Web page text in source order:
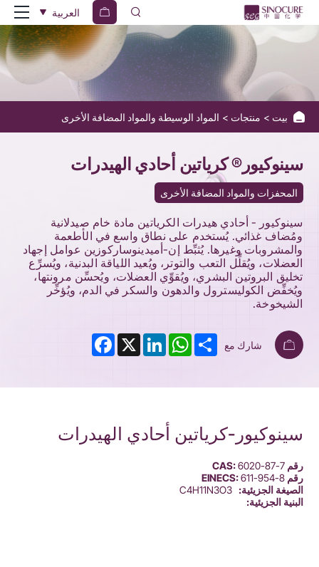
Sinocure®
Creatine
monohydrate
العربية
بيت منتجات المواد الوسيطة والمواد المضافة الأخرى
سينوكيور® كرياتين أحادي الهيدرات
المحفزات والمواد المضافة الأخرى
سينوكيور - أحادي هيدرات الكرياتين مادة خام صيدلانية
ومُضاف غذائي. يُستخدم على نطاق واسع في الأطعمة
والمشروبات وغيرها. يُثبِّط إن-أميدينوساركوزين عوامل إجهاد
العضلات، ويُقلِّل التعب والتوتر، ويُعيد اللياقة البدنية، ويُسرِّع
تخليق البروتين البشري، ويُقوِّي العضلات، ويُحسِّن مرونتها،
ويُخفِّض الكوليسترول والدهون والسكر في الدم، ويُؤخِّر
الشيخوخة.
شارك مع Facebook X
LinkedIn
WhatsAppShare
سينوكيور-كرياتين أحادي الهيدرات
رقم CAS:6020-87-7
رقم EINECS:611-954-8
الصيغة الجزيئية: C4H11N3O3
البنية الجزيئية: